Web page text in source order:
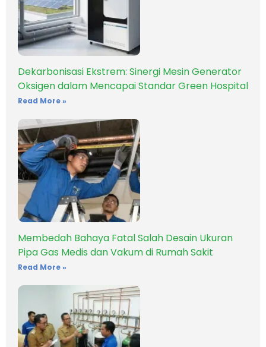
Dekarbonisasi Ekstrem: Sinergi Mesin Generator
Oksigen dalam Mencapai Standar Green Hospital
Read More »
Membedah Bahaya Fatal Salah Desain Ukuran
Pipa Gas Medis dan Vakum di Rumah Sakit
Read More »